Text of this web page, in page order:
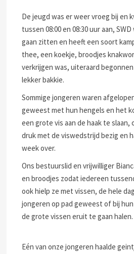
De jeugd was er weer vroeg bij en
tussen 08:00 en 08:30 uur aan,
gaan zitten en heeft een soort
thee, een koekje, broodjes
verkrijgen was, uiteraard
lekker bakkie.
Sommige jongeren waren
geweest met hun hengels en het
een grote vis aan de haak te slaan,
druk met de viswedstrijd bezig en
week over.
Ons bestuurslid en vrijwilliger
en broodjes zodat iedereen
ook hielp ze met vissen, de hele
jongeren op pad geweest of bij
de grote vissen eruit te gaan halen.
Eén van onze jongeren haalde